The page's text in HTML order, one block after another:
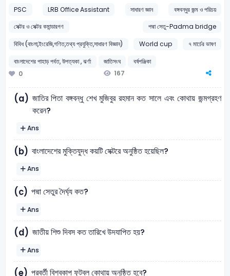
PSC LRB Office Assistant সাধারণ জ্ঞান
বঙ্গবন্ধুর জন্ম ও পরিচয়
সেক্টর ও সেক্টর কমান্ডারগণ
পদ্মা সেতু-Padma bridge
বিবিধ (বাংলা,ইংরেজি,গণিত,তথ্য প্রযুক্তি,সাধারণ বিজ্ঞান)
World cup
৭ মার্চের ভাষণ
বাংলাদেশের পাহাড় পর্বত, উপত্যকা , ঝর্ণা
জাতিসংঘ
বর্ষপঞ্জিকা
0
167
(a) জাতির পিতা বঙ্গবন্ধু শেখ মুজিবুর রহমান কত সালে এবং কোথায় জন্মগ্রহণ
করেন?
Ans
(b) বাংলাদেশের মুক্তিযুদ্ধ কয়টি সেক্টরে অনুষ্ঠিত হয়েছিল?
Ans
(c) পদ্মা সেতুর দৈর্ঘ্য কত?
Ans
(d) জাতীয় শিশু দিবস কত তারিখে উদযাপিত হয়?
Ans
(e) পরবর্তী বিশ্বকাপ ফুটবল কোথায় অনুষ্ঠিত হবে?